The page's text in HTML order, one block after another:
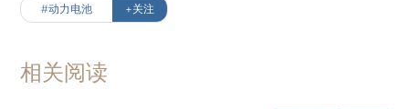
#动力电池 +关注
相关阅读